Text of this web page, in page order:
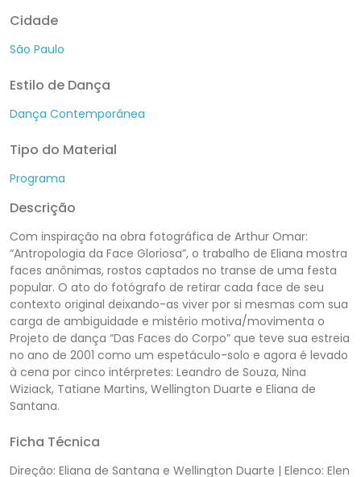
Cidade
São Paulo
Estilo de Dança
Dança Contemporânea
Tipo do Material
Programa
Descrição
Com inspiração na obra fotográfica de Arthur Omar:
“Antropologia da Face Gloriosa”, o trabalho de Eliana mostra
faces anônimas, rostos captados no transe de uma festa
popular. O ato do fotógrafo de retirar cada face de seu
contexto original deixando-as viver por si mesmas com sua
carga de ambiguidade e mistério motiva/movimenta o
Projeto de dança “Das Faces do Corpo” que teve sua estreia
no ano de 2001 como um espetáculo-solo e agora é levado
à cena por cinco intérpretes: Leandro de Souza, Nina
Wiziack, Tatiane Martins, Wellington Duarte e Eliana de
Santana.
Ficha Técnica
Direção: Eliana de Santana e Wellington Duarte | Elenco: Elen